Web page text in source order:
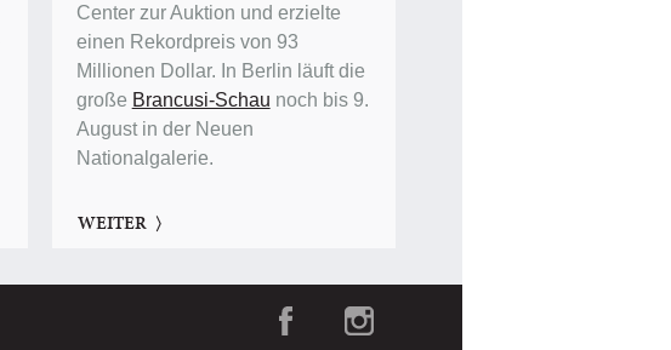
Center zur Auktion und erzielte
einen Rekordpreis von 93
Millionen Dollar. In Berlin läuft die
große Brancusi-Schau noch bis 9.
August in der Neuen
Nationalgalerie.
WEITER